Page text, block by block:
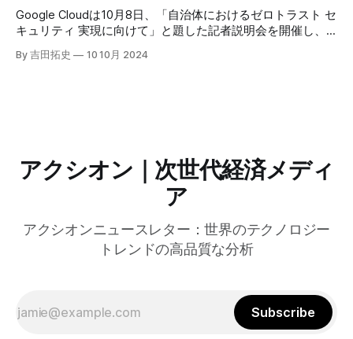
けるGPUの経済性、セキュリティへの取り組みなど、Fastly
のAI戦略について語った。
Google Cloudは10月8日、「自治体におけるゼロトラスト セ
キュリティ 実現に向けて」と題した記者説明会を開催し、
自治体向けにゼロトラストセキュリティ導入を支援するプロ
グラムを発表した。宮崎市の事例では、Google Workspace
By 吉田拓史 10 10月 2024
アクシオン｜次世代経済メディ
ア
アクシオンニュースレター：世界のテクノロジー
トレンドの高品質な分析
Subscribe